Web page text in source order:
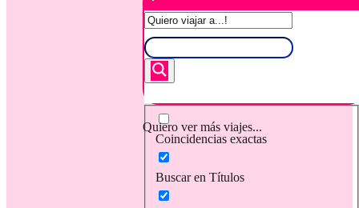
Quiero ver más viajes...
Coincidencias exactas
Buscar en Títulos